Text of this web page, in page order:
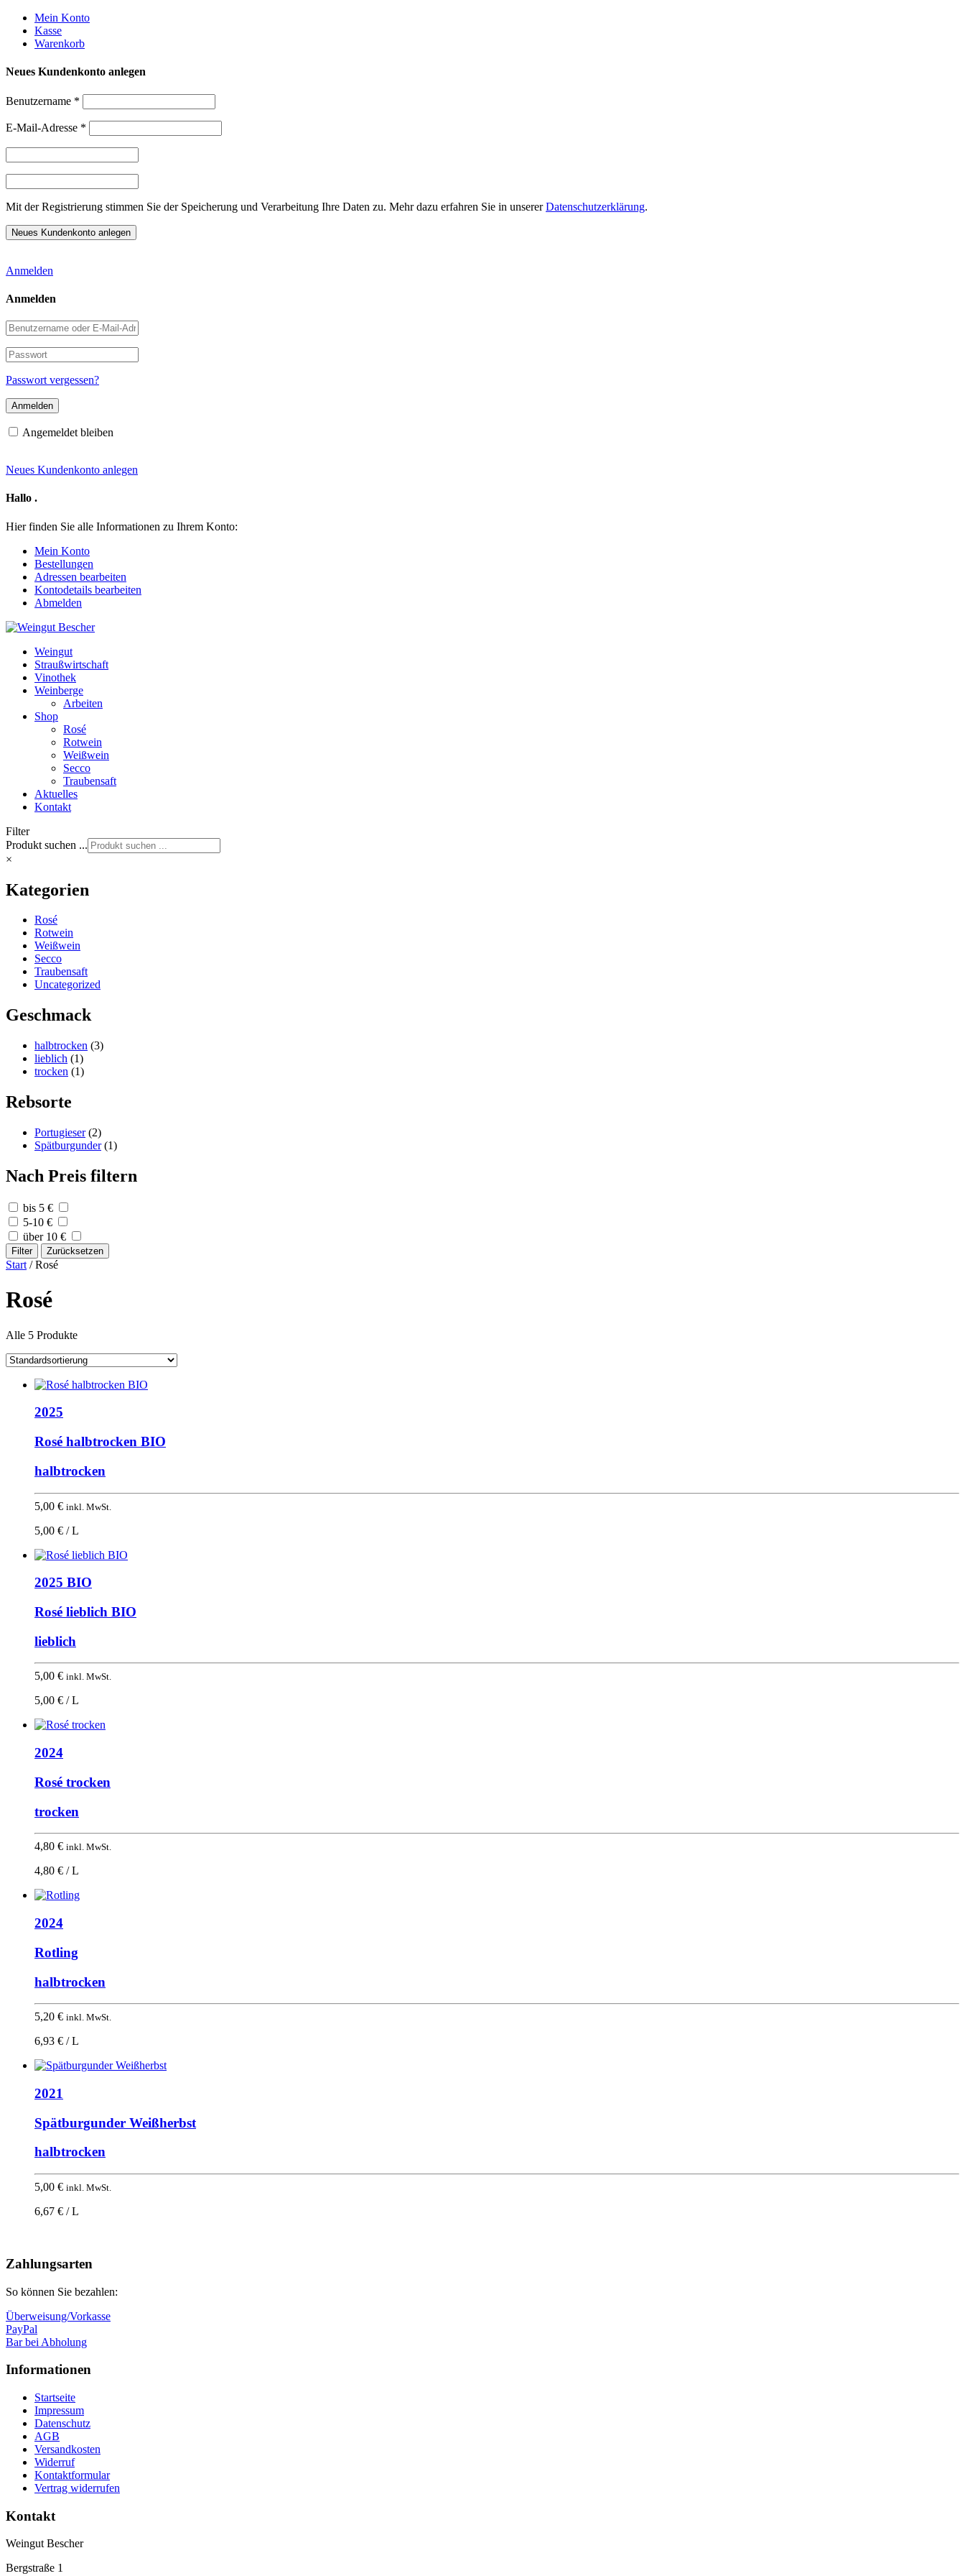
Weiter
zum
Inhalt
Mein Konto
Kasse
Warenkorb
Neues Kundenkonto anlegen
Benutzername *
E-Mail-Adresse *
Mit der Registrierung stimmen Sie der Speicherung und Verarbeitung Ihre Daten zu. Mehr dazu erfahren Sie in unsererDatenschutzerklärung.
Anmelden
Anmelden
Benutzername
oder
E-
Mail-
Adresse
Passwort
Passwort vergessen?
Angemeldet bleiben
Neues Kundenkonto anlegen
Hallo .
Hier finden Sie alle Informationen zu Ihrem Konto:
Mein Konto
Bestellungen
Adressen bearbeiten
Kontodetails bearbeiten
Abmelden
Weingut
Straußwirtschaft
Vinothek
Weinberge
Arbeiten
Shop
Rosé
Rotwein
Weißwein
Secco
Traubensaft
Aktuelles
Kontakt
Filter
Produkt suchen ...
×
Kategorien
Rosé
Rotwein
Weißwein
Secco
Traubensaft
Uncategorized
Geschmack
halbtrocken (3)
lieblich (1)
trocken (1)
Rebsorte
Portugieser (2)
Spätburgunder (1)
Nach Preis filtern
bis 5 €
5-10 €
über 10 €
Filter Zurücksetzen
Start / Rosé
Rosé
Alle 5 Produkte
2025
Rosé halbtrocken BIO
halbtrocken
5,00 € inkl. MwSt.
5,00 € / L
2025 BIO
Rosé lieblich BIO
lieblich
5,00 € inkl. MwSt.
5,00 € / L
2024
Rosé trocken
trocken
4,80 € inkl. MwSt.
4,80 € / L
2024
Rotling
halbtrocken
5,20 € inkl. MwSt.
6,93 € / L
2021
Spätburgunder Weißherbst
halbtrocken
5,00 € inkl. MwSt.
6,67 € / L
oben
Zahlungsarten
So können Sie bezahlen:
Überweisung/Vorkasse
PayPal
Bar bei Abholung
Informationen
Startseite
Impressum
Datenschutz
AGB
Versandkosten
Widerruf
Kontaktformular
Vertrag widerrufen
Kontakt
Weingut Bescher
Bergstraße 1